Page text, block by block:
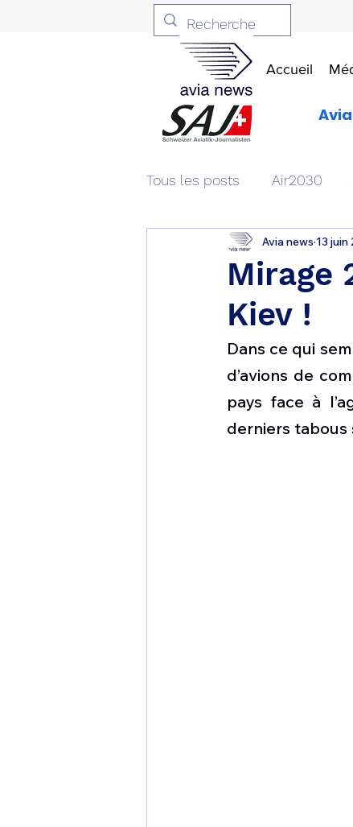
Accueil
Tous les posts Air2030
Aviation & Défense
Patrimoine aéronautique
1 er avril Motorisation
Shenyang J-35
Mirage
Kiev !
Avia news 13 juin
Dans ce qui
d’avions de
pays face à
derniers tabous